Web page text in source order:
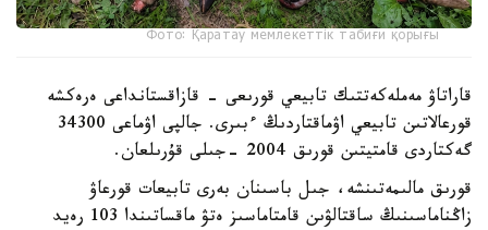
Фото: Қаратау мемлекеттік табиғи қорығы
قاراتاۋ مەملەكەتتىك تابيعي قورىعى - قازاقستانداعى ەرەكشە
قورعالاتىن تابيعي اۋماقتاردىڭ ءبىرى. جالپى اۋماعى 34300
گەكتاردى قامتيتىن قورىق 2004 -جىلى قۇرىلعان.
قورىق مالىمەتىنشە، جىل باسىنان بەرى تابيعات قورعاۋ
زاڭناماسىنىڭ ساقتالۋىن قامتاماسىز ەتۋ ماقساتىندا 103 رەيد